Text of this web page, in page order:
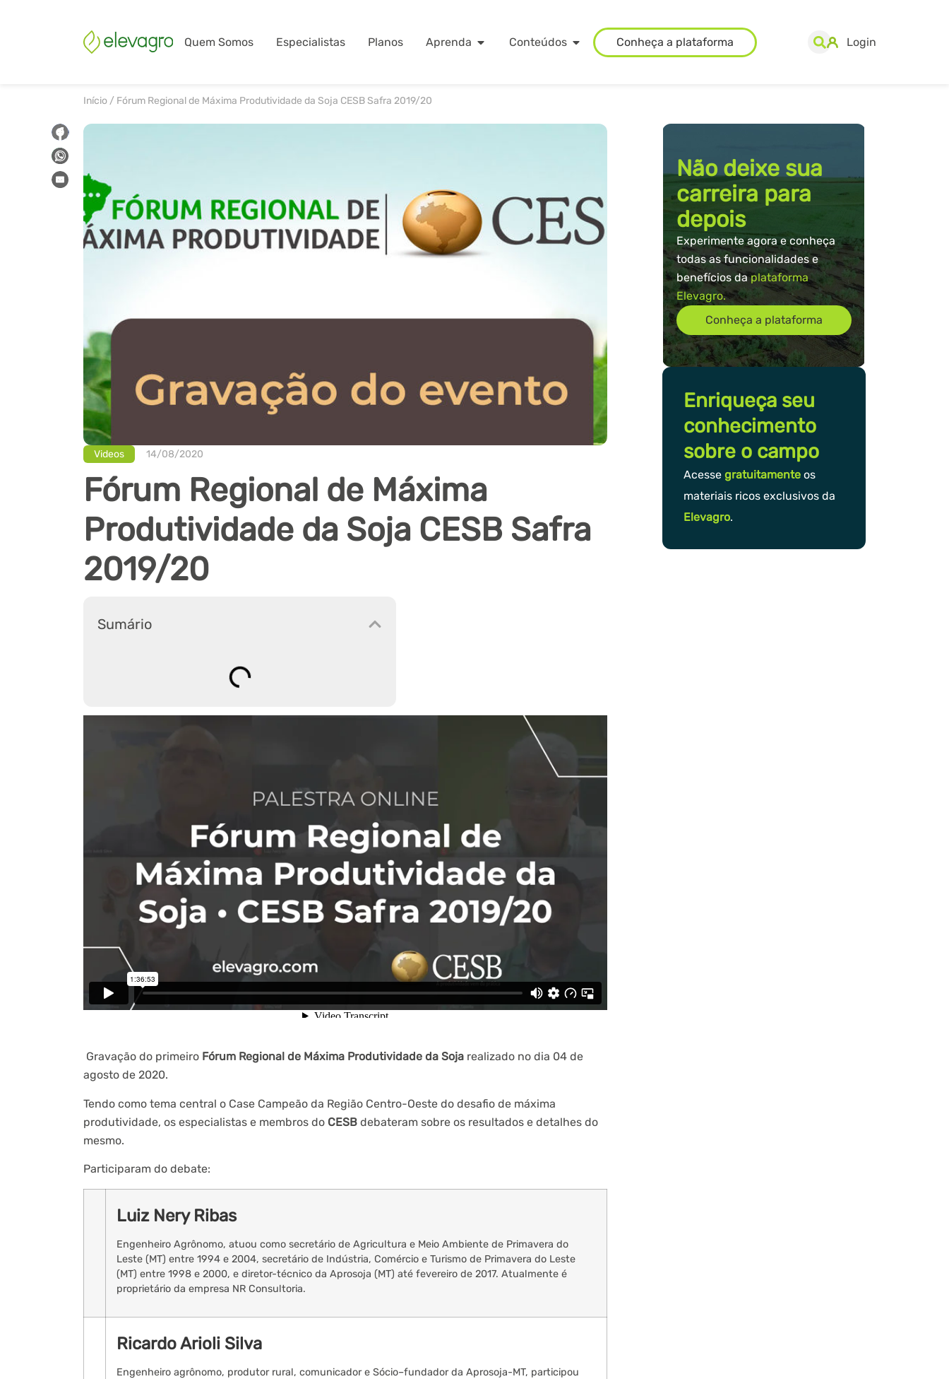
Quem Somos Especialistas Planos Aprenda Conteúdos Conheça a plataforma Login
Início / Fórum Regional de Máxima Produtividade da Soja CESB Safra 2019/20
Videos 14/08/2020
Fórum Regional de Máxima
Produtividade da Soja CESB Safra
2019/20
Sumário
Gravação do primeiro Fórum Regional de Máxima Produtividade da Soja realizado no dia 04 de
agosto de 2020.
Tendo como tema central o Case Campeão da Região Centro-Oeste do desafio de máxima
produtividade, os especialistas e membros do CESB debateram sobre os resultados e detalhes do
mesmo.
Participaram do debate:
Luiz Nery Ribas
Engenheiro Agrônomo, atuou como secretário de Agricultura e Meio Ambiente de Primavera do
Leste (MT) entre 1994 e 2004, secretário de Indústria, Comércio e Turismo de Primavera do Leste
(MT) entre 1998 e 2000, e diretor-técnico da Aprosoja (MT) até fevereiro de 2017. Atualmente é
proprietário da empresa NR Consultoria.
Ricardo Arioli Silva
Engenheiro agrônomo, produtor rural, comunicador e Sócio–fundador da Aprosoja-MT, participou
Não deixe sua
carreira para
depois
Experimente agora e conheça
todas as funcionalidades e
benefícios daplataforma
Elevagro.
Conheça a plataforma
Enriqueça seu
conhecimento
sobre o campo
Acesse gratuitamenteos
materiais ricos exclusivos da
Elevagro.